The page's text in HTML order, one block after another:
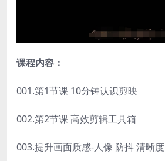
课程内容：
001.第1节课 10分钟认识剪映
002.第2节课 高效剪辑工具箱
003.提升画面质感-人像 防抖 清晰度